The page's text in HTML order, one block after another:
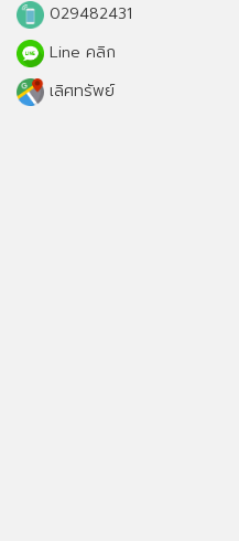
029482431
Line คลิก
เลิศทรัพย์